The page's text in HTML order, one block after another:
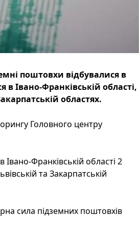
поштовхи відбувалися в
Івано-Франківській області,
областях.
Головного центру
Франківській області 2
та Закарпатській
сила підземних поштовхів